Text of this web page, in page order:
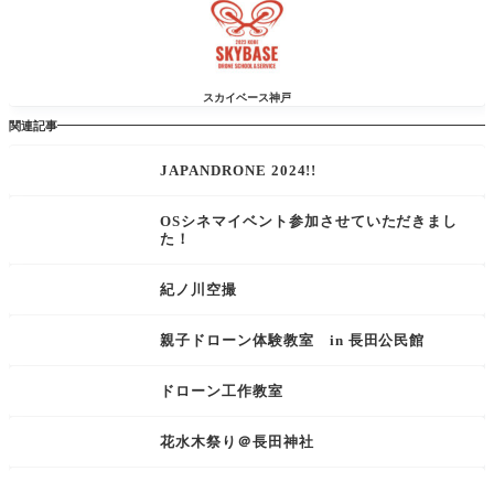
スカイベース神戸
関連記事
JAPANDRONE 2024!!
OSシネマイベント参加させていただきまし
た！
紀ノ川空撮
親子ドローン体験教室 in 長田公民館
ドローン工作教室
花水木祭り＠長田神社